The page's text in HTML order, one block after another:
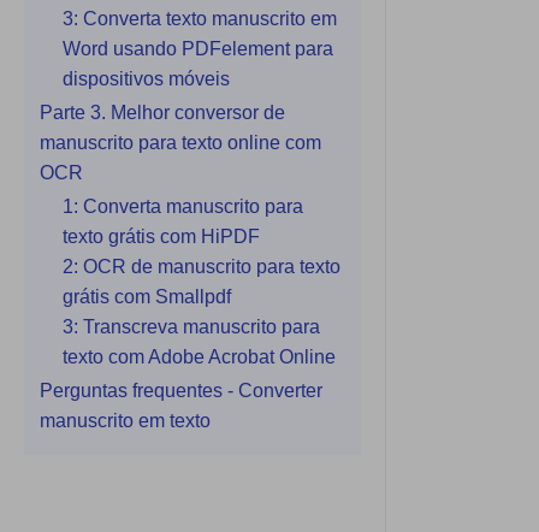
Novidades
Central de Downloads
Atualizar para o PDFelement 12
3: Converta texto manuscrito em
Word usando PDFelement para
dispositivos móveis
Parte 3. Melhor conversor de
manuscrito para texto online com
OCR
1: Converta manuscrito para
texto grátis com HiPDF
2: OCR de manuscrito para texto
grátis com Smallpdf
3: Transcreva manuscrito para
texto com Adobe Acrobat Online
Perguntas frequentes - Converter
manuscrito em texto